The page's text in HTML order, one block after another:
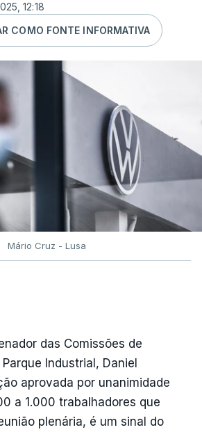
12:18
COMO FONTE INFORMATIVA
Mário Cruz - Lusa
das Comissões de
Industrial, Daniel
aprovada por unanimidade
a 1.000 trabalhadores que
plenária, é um sinal do